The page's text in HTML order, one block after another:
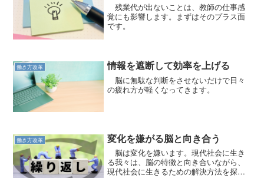
残業代が出ないことは、教師の仕事感
覚にも影響します。まずはそのプラス面
です。
働き方改革 情報を遮断して効率を上げる
脳に無駄な判断をさせないだけで日々
の疲れ方が軽くなってきます。
働き方改革 変化を嫌がる脳と向き合う
脳は変化を嫌います。現代社会に生き
る我々は、脳の特徴と向き合いながら、
現代社会に生きるための解決方法を探す